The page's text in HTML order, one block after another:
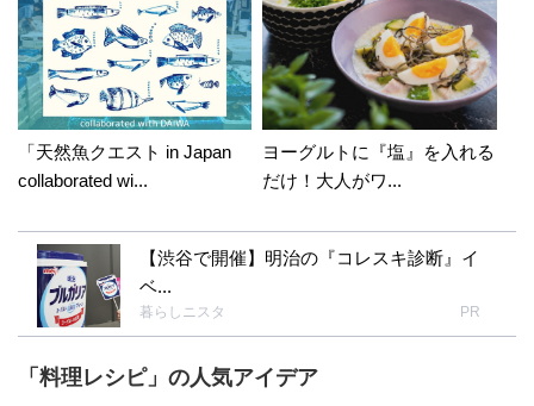
ックスウォーターを作ってみました！ 今度はジ
ャースイーツにも挑戦してみたいです♡
「天然魚クエスト in Japan
collaborated wi...
ヨーグルトに『塩』を入れる
だけ！大人がワ...
【渋谷で開催】明治の『コレスキ診断』イ
ベ...
暮らしニスタ PR
「料理レシピ」の人気アイデア